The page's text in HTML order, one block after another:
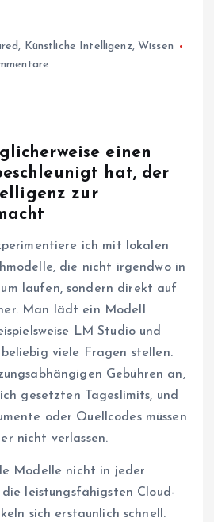
, Künstliche Intelligenz, Wissen
einen
hat, der
zur
ich mit lokalen
die nicht irgendwo in
laufen, sondern direkt auf
Man lädt ein Modell
LM Studio und
viele Fragen stellen.
Gebühren an,
gesetzten Tageslimits, und
oder Quellcodes müssen
nicht verlassen.
Modelle nicht in jeder
leistungsfähigsten Cloud-
sich erstaunlich schnell.